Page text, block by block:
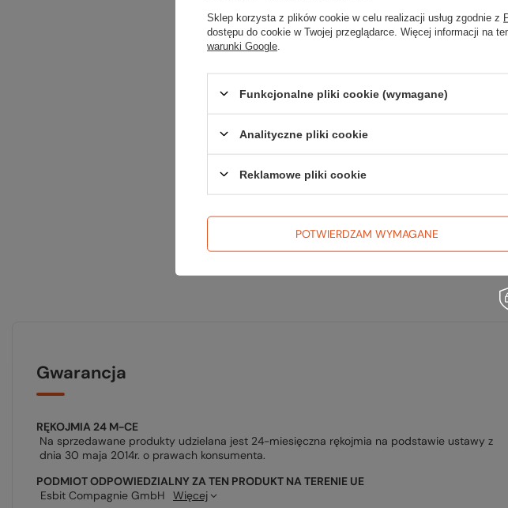
Gwarancja
RĘKOJMIA 24 M-CE
Na sprzedawane produkty udzielana jest 24-miesięczna rękojmia na podstawie ustawy z
dnia 30 maja 2014r. o prawach konsumenta.
PODMIOT ODPOWIEDZIALNY ZA TEN PRODUKT NA TERENIE UE
Esbit Compagnie GmbH
Więcej
Sklep korzysta z plików cookie w celu realizacji usług zgodnie z
dostępu do cookie w Twojej przeglądarce. Więcej informacji na
warunki Google
Funkcjonalne pliki cookie (wymagane)
Analityczne pliki cookie
Reklamowe pliki cookie
POTWIERDZAM WYMAGANE